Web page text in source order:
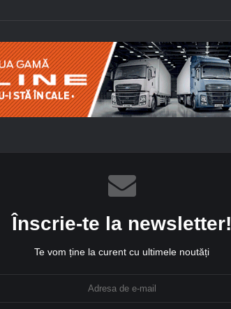
Înscrie-te la newsletter!
Te vom ține la curent cu ultimele noutăți